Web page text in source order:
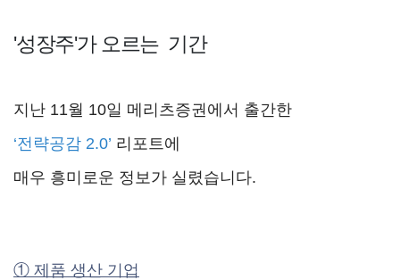
'성장주'가 오르는 기간
지난 11월 10일 메리츠증권에서 출간한
‘전략공감 2.0’ 리포트에
매우 흥미로운 정보가 실렸습니다.
① 제품 생산 기업